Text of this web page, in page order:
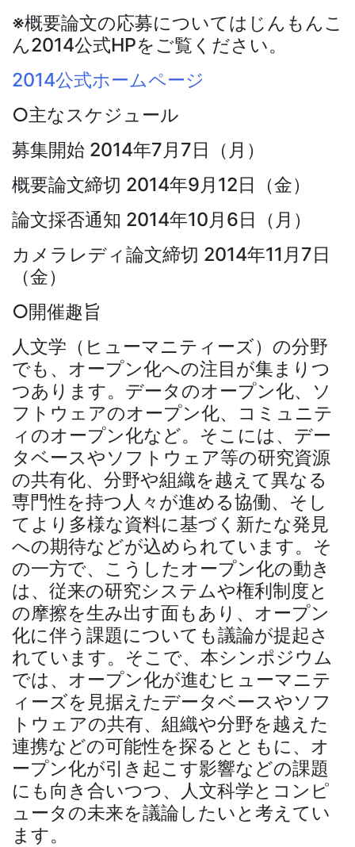
※概要論文の応募についてはじんもんこ
ん2014公式HPをご覧ください。
2014公式ホームページ
○主なスケジュール
募集開始 2014年7月7日（月）
概要論文締切 2014年9月12日（金）
論文採否通知 2014年10月6日（月）
カメラレディ論文締切 2014年11月7日
（金）
○開催趣旨
人文学（ヒューマニティーズ）の分野
でも、オープン化への注目が集まりつ
つあります。データのオープン化、ソ
フトウェアのオープン化、コミュニテ
ィのオープン化など。そこには、デー
タベースやソフトウェア等の研究資源
の共有化、分野や組織を越えて異なる
専門性を持つ人々が進める協働、そし
てより多様な資料に基づく新たな発見
への期待などが込められています。そ
の一方で、こうしたオープン化の動き
は、従来の研究システムや権利制度と
の摩擦を生み出す面もあり、オープン
化に伴う課題についても議論が提起さ
れています。そこで、本シンポジウム
では、オープン化が進むヒューマニテ
ィーズを見据えたデータベースやソフ
トウェアの共有、組織や分野を越えた
連携などの可能性を探るとともに、オ
ープン化が引き起こす影響などの課題
にも向き合いつつ、人文科学とコンピ
ュータの未来を議論したいと考えてい
ます。